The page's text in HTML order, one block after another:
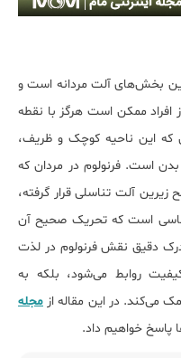
بخش‌های آلت مردانه است و
ممکن است هرگز با نقطه
که این ناحیه کوچک و ظریف،
است. فرنولوم در مردان که
آلت تناسلی قرار گرفته،
است که تحریک صحیح آن
دقیق نقش فرنولوم در لذت
روابط می‌شود، بلکه به
در این مقاله از مجله
پاسخ خواهیم داد.